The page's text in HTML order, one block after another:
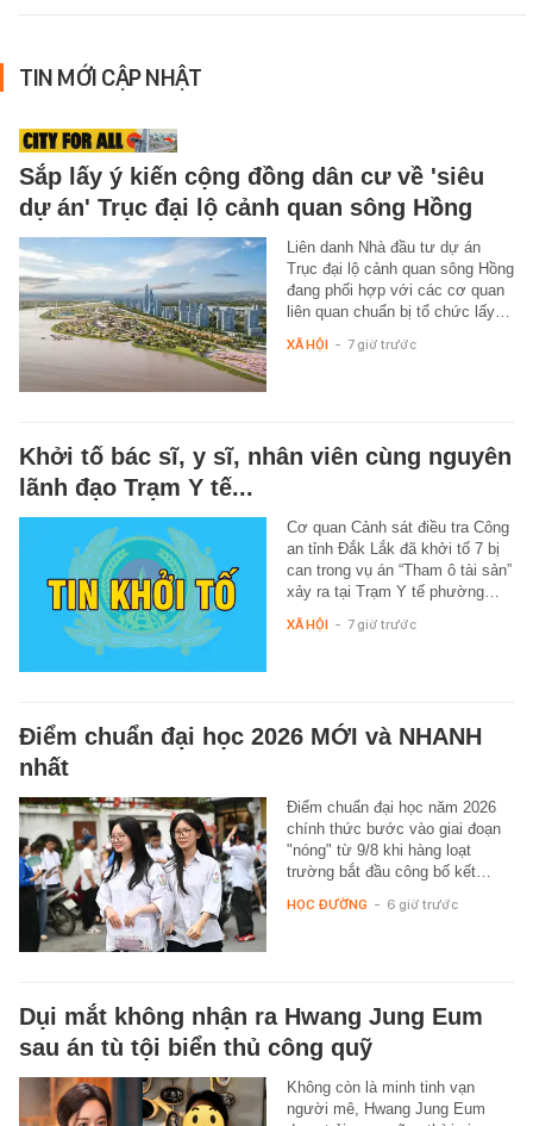
TIN MỚI CẬP NHẬT
Sắp lấy ý kiến cộng đồng dân cư về 'siêu
dự án' Trục đại lộ cảnh quan sông Hồng
Liên danh Nhà đầu tư dự án
Trục đại lộ cảnh quan sông Hồng
đang phối hợp với các cơ quan
liên quan chuẩn bị tổ chức lấy…
XÃ HỘI - 7 giờ trước
Khởi tố bác sĩ, y sĩ, nhân viên cùng nguyên
lãnh đạo Trạm Y tế...
Cơ quan Cảnh sát điều tra Công
an tỉnh Đắk Lắk đã khởi tố 7 bị
can trong vụ án “Tham ô tài sản”
xảy ra tại Trạm Y tế phường…
XÃ HỘI - 7 giờ trước
Điểm chuẩn đại học 2026 MỚI và NHANH
nhất
Điểm chuẩn đại học năm 2026
chính thức bước vào giai đoạn
"nóng" từ 9/8 khi hàng loạt
trường bắt đầu công bố kết…
HỌC ĐƯỜNG - 6 giờ trước
Dụi mắt không nhận ra Hwang Jung Eum
sau án tù tội biển thủ công quỹ
Không còn là minh tinh vạn
người mê, Hwang Jung Eum